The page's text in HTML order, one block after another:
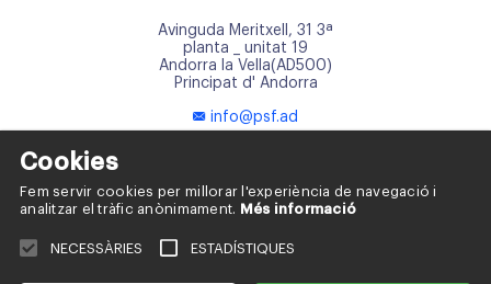
Avinguda Meritxell, 31 3ª
planta _ unitat 19
Andorra la Vella(AD500)
Principat d' Andorra
info@psf.ad
Cookies
Fem servir cookies per millorar l'experiència de navegació i
analitzar el tràfic anònimament. Més informació
NECESSÀRIES ESTADÍSTIQUES